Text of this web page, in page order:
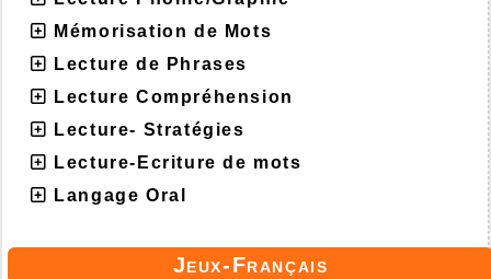
Mémorisation de Mots
Lecture de Phrases
Lecture Compréhension
Lecture- Stratégies
Lecture-Ecriture de mots
Langage Oral
Jeux-Français